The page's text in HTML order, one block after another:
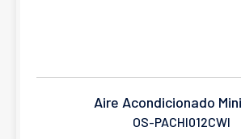
Aire Acondicionado
OS-PACHI012CWI